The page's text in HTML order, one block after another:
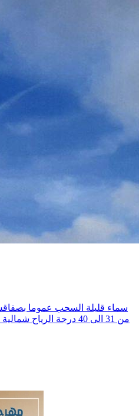
سماء قليلة السحب عموما
من 31 الى 40 درجة